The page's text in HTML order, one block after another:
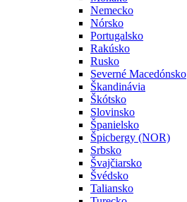
Nemecko
Nórsko
Portugalsko
Rakúsko
Rusko
Severné Macedónsko
Škandinávia
Škótsko
Slovinsko
Španielsko
Špicbergy (NOR)
Srbsko
Švajčiarsko
Švédsko
Taliansko